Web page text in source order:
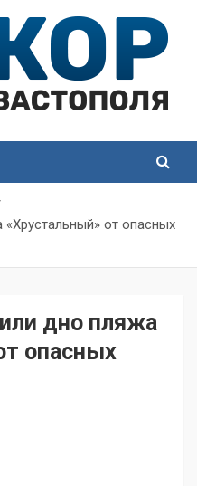
от опасных
дно пляжа
опасных